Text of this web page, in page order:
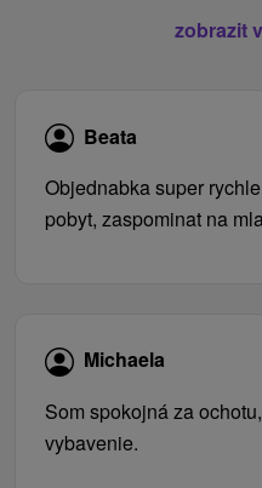
zobrazit
Beata
Objednabka super
pobyt, zaspominat na
Michaela
Som spokojná za
vybavenie.